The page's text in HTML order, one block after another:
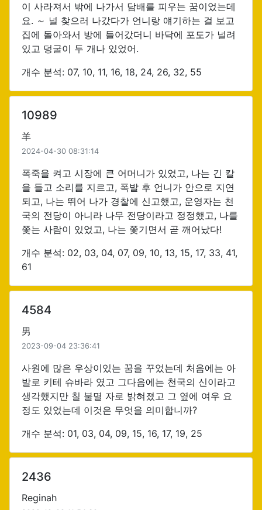
이 사라져서 밖에 나가서 담배를 피우는 꿈이었는데
요. ～ 널 찾으러 나갔다가 언니랑 얘기하는 걸 보고
집에 돌아와서 방에 들어갔더니 바닥에 포도가 널려
있고 덩굴이 두 개나 있었어.
개수 분석: 07, 10, 11, 16, 18, 24, 26, 32, 55
10989
羊
2024-04-30 08:31:14
폭죽을 켜고 시장에 큰 어머니가 있었고, 나는 긴 칼
을 들고 소리를 지르고, 폭발 후 언니가 안으로 지연
되고, 나는 뛰어 나가 경찰에 신고했고, 운영자는 천
국의 전당이 아니라 나무 전당이라고 정정했고, 나를
쫓는 사람이 있었고, 나는 쫓기면서 곧 깨어났다!
개수 분석: 02, 03, 04, 07, 09, 10, 13, 15, 17, 33, 41,
61
4584
男
2023-09-04 23:36:41
사원에 많은 우상이있는 꿈을 꾸었는데 처음에는 아
발로 키테 슈바라 였고 그다음에는 천국의 신이라고
생각했지만 칠 불멸 자로 밝혀졌고 그 옆에 여우 요
정도 있었는데 이것은 무엇을 의미합니까?
개수 분석: 01, 03, 04, 09, 15, 16, 17, 19, 25
2436
Reginah